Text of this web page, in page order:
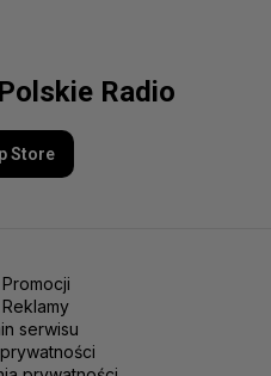
Radio
Store
serwisu